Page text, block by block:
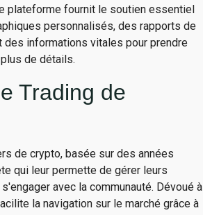
plateforme fournit le soutien essentiel
personnalisés, des rapports de
informations vitales pour prendre
de détails.
Trading de
de crypto, basée sur des années
qui leur permette de gérer leurs
avec la communauté. Dévoué à
la navigation sur le marché grâce à